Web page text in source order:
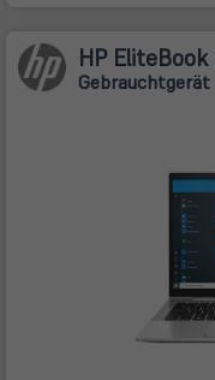
HP
Gebrauchtgerät